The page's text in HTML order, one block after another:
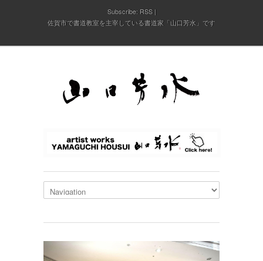
Subscribe: RSS
佐賀市で書道教室を主宰している書道家「山口芳水」です